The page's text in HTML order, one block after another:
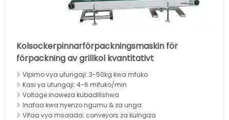
Kolsockerpinnarförpackningsmaskin för
förpackning av grillkol kvantitativt
Vipimo vya ufungaji: 3-50kg kwa mfuko
Kasi ya ufungaji: 4-6 mifuko/min
Voltage inaweza kubadilishwa
Inafaa kwa nyenzo ngumu & za unga
Vifaa vya msaada: conveyors za kuingiza